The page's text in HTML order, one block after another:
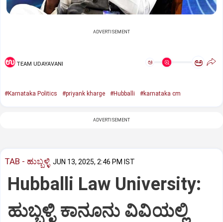
ADVERTISEMENT
TEAM UDAYAVANI ಅ ಅ
#Karnataka Politics #priyank kharge #Hubballi #karnataka cm
ADVERTISEMENT
TAB - ಹುಬ್ಬಳ್ಳಿ JUN 13, 2025, 2:46 PM IST
Hubballi Law University:
ಹುಬ್ಬಳ್ಳಿ ಕಾನೂನು ವಿವಿಯಲ್ಲಿ